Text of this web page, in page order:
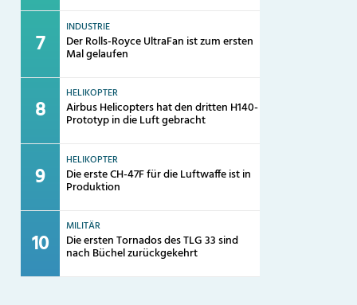
INDUSTRIE
Der Rolls-Royce UltraFan ist zum ersten
Mal gelaufen
HELIKOPTER
Airbus Helicopters hat den dritten H140-
Prototyp in die Luft gebracht
HELIKOPTER
Die erste CH-47F für die Luftwaffe ist in
Produktion
MILITÄR
Die ersten Tornados des TLG 33 sind
nach Büchel zurückgekehrt